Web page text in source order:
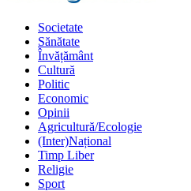
Societate
Sănătate
Învățământ
Cultură
Politic
Economic
Opinii
Agricultură/Ecologie
(Inter)Național
Timp Liber
Religie
Sport